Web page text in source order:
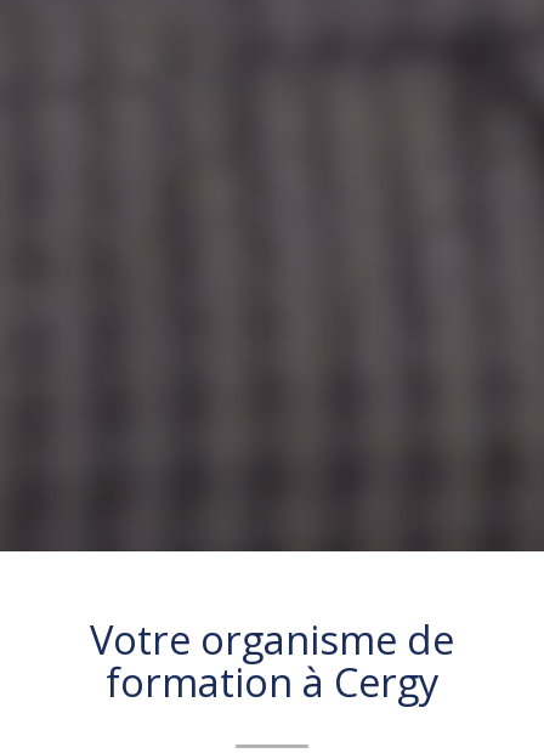
Votre organisme de
formation à Cergy